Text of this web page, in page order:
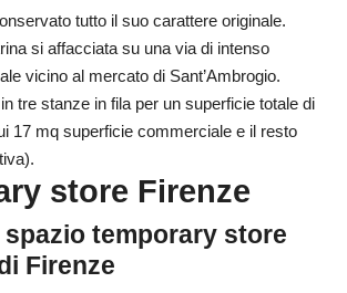
tutto il suo carattere originale.
si affacciata su una via di intenso
vicino al mercato di Sant’Ambrogio.
tre stanze in fila per un superficie totale di
17 mq superficie commerciale e il resto
store Firenze
temporary store
Firenze